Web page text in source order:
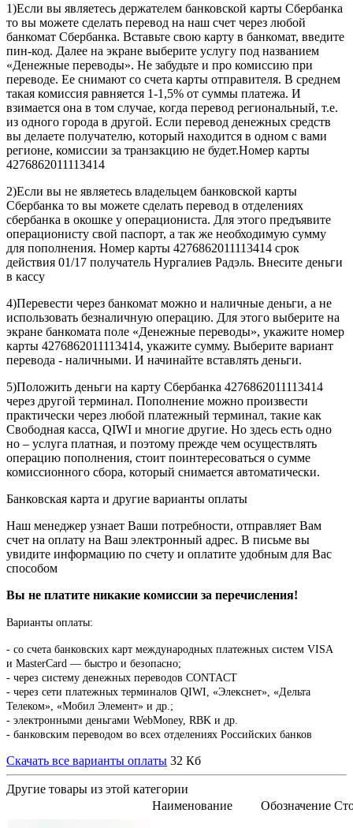
1)Если вы являетесь держателем банковской карты Сбербанка
то вы можете сделать перевод на наш счет через любой
банкомат Сбербанка. Вставьте свою карту в банкомат, введите
пин-код. Далее на экране выберите услугу под названием
«Денежные переводы». Не забудьте и про комиссию при
переводе. Ее снимают со счета карты отправителя. В среднем
такая комиссия равняется 1-1,5% от суммы платежа. И
взимается она в том случае, когда перевод региональный, т.е.
из одного города в другой. Если перевод денежных средств
вы делаете получателю, который находится в одном с вами
регионе, комиссии за транзакцию не будет.Номер карты
4276862011113414
2)Если вы не являетесь владельцем банковской карты
Сбербанка то вы можете сделать перевод в отделениях
сбербанка в окошке у операциониста. Для этого предъявите
операционисту свой паспорт, а так же необходимую сумму
для пополнения. Номер карты 4276862011113414 срок
действия 01/17 получатель Нургалиев Радэль. Внесите деньги
в кассу
4)Перевести через банкомат можно и наличные деньги, а не
использовать безналичную операцию. Для этого выберите на
экране банкомата поле «Денежные переводы», укажите номер
карты 4276862011113414, укажите сумму. Выберите вариант
перевода - наличными. И начинайте вставлять деньги.
5)Положить деньги на карту Сбербанка 4276862011113414
через другой терминал. Пополнение можно произвести
практически через любой платежный терминал, такие как
Свободная касса, QIWI и многие другие. Но здесь есть одно
но – услуга платная, и поэтому прежде чем осуществлять
операцию пополнения, стоит поинтересоваться о сумме
комиссионного сбора, который снимается автоматически.
Банковская карта и другие варианты оплаты
Наш менеджер узнает Ваши потребности, отправляет Вам
счет на оплату на Ваш электронный адрес. В письме вы
увидите информацию по счету и оплатите удобным для Вас
способом
Вы не платите никакие комиссии за перечисления!
Варианты оплаты:
- со счета банковских карт международных платежных систем VISA
и MasterCard — быстро и безопасно;
- через систему денежных переводов CONTACT
- через сети платежных терминалов QIWI, «Элекснет», «Дельта
Телеком», «Мобил Элемент» и др.;
- электронными деньгами WebMoney, RBK и др.
- банковским переводом во всех отделениях Российских банков
Скачать все варианты оплаты 32 Кб
Другие товары из этой категории
Наименование
Обозначение